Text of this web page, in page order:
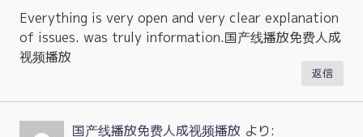
Everything is very open and very clear explanation
of issues. was truly information.国产线播放免费人成
视频播放
返信
国产线播放免费人成视频播放 より: